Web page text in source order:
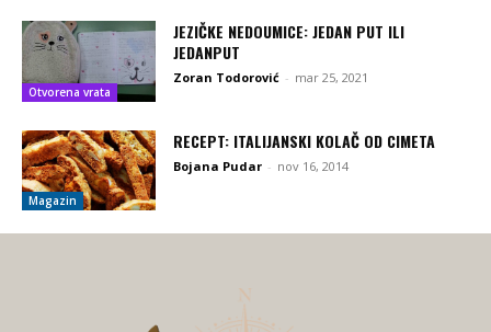
Otvorena vrata
JEZIČKE NEDOUMICE: JEDAN PUT ILI
JEDANPUT
Zoran Todorović - mar 25, 2021
Magazin
RECEPT: ITALIJANSKI KOLAČ OD CIMETA
Bojana Pudar - nov 16, 2014